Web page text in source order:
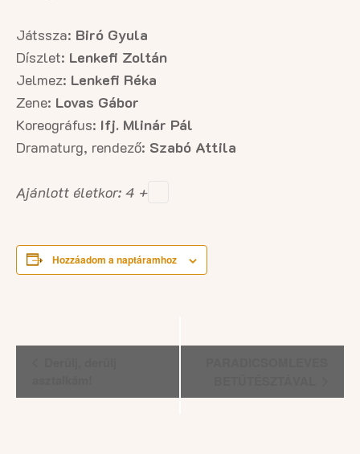
Játssza: Biró Gyula
Díszlet: Lenkefi Zoltán
Jelmez: Lenkefi Réka
Zene: Lovas Gábor
Koreográfus: Ifj. Mlinár Pál
Dramaturg, rendező: Szabó Attila
Ajánlott életkor: 4 +
Hozzáadom a naptáramhoz
Esemény